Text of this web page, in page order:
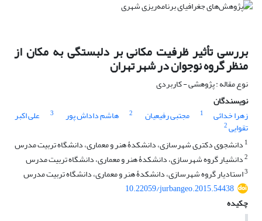
بررسی تأثیر ظرفیت مکانی بر دلبستگی به مکان از
منظر گروه نوجوان در شهر تهران
نوع مقاله : پژوهشی - کاربردی
نویسندگان
زهرا خدائی
1 مجتبی رفیعیان 2 هاشم داداش پور 3 علی اکبر
تقوایی2
1 دانشجوی دکتری شهرسازی، دانشکدۀ هنر و معماری، دانشگاه تربیت مدرس
2دانشیار گروه شهرسازی، دانشکدۀ هنر و معماری، دانشگاه تربیت مدرس
3استادیار گروه شهرسازی، دانشکدۀ هنر و معماری، دانشگاه تربیت مدرس
10.22059/jurbangeo.2015.54438
چکیده